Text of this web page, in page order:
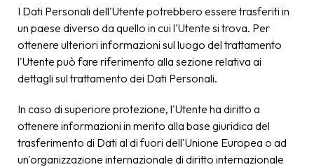
I Dati Personali dell'Utente potrebbero essere trasferiti in
un paese diverso da quello in cui l'Utente si trova. Per
ottenere ulteriori informazioni sul luogo del trattamento
l'Utente può fare riferimento alla sezione relativa ai
dettagli sul trattamento dei Dati Personali.
In caso di superiore protezione, l'Utente ha diritto a
ottenere informazioni in merito alla base giuridica del
trasferimento di Dati al di fuori dell'Unione Europea o ad
un'organizzazione internazionale di diritto internazionale